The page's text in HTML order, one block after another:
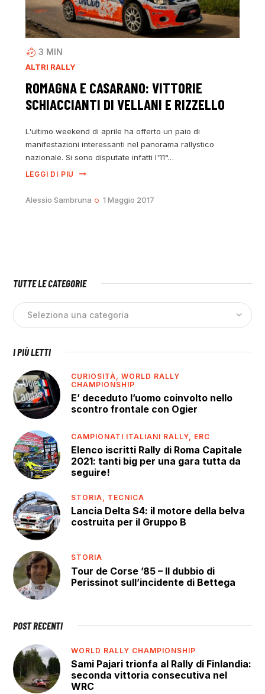
3 MIN
ALTRI RALLY
ROMAGNA E CASARANO: VITTORIE
SCHIACCIANTI DI VELLANI E RIZZELLO
L'ultimo weekend di aprile ha offerto un paio di
manifestazioni interessanti nel panorama rallystico
nazionale. Si sono disputate infatti l'11°…
LEGGI DI PIÙ
Alessio Sambruna 1 Maggio 2017
TUTTE LE CATEGORIE
I PIÙ LETTI
CURIOSITÀ,WORLD RALLY
CHAMPIONSHIP
E’ deceduto l’uomo coinvolto nello
scontro frontale con Ogier
CAMPIONATI ITALIANI RALLY, ERC
Elenco iscritti Rally di Roma Capitale
2021: tanti big per una gara tutta da
seguire!
STORIA, TECNICA
Lancia Delta S4: il motore della belva
costruita per il Gruppo B
STORIA
Tour de Corse ’85 – Il dubbio di
Perissinot sull’incidente di Bettega
POST RECENTI
WORLD RALLY CHAMPIONSHIP
Sami Pajari trionfa al Rally di Finlandia:
seconda vittoria consecutiva nel
WRC